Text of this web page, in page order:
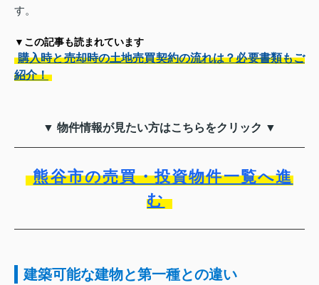
す。
▼この記事も読まれています
購入時と売却時の土地売買契約の流れは？必要書類もご
紹介！
▼ 物件情報が見たい方はこちらをクリック ▼
熊谷市の売買・投資物件一覧へ進
む
建築可能な建物と第一種との違い